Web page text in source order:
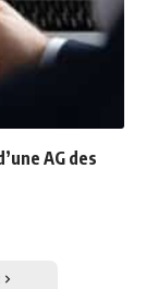
AG des